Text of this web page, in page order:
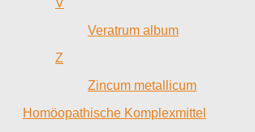
Veratrum album
Z
Zincum metallicum
Homöopathische Komplexmittel